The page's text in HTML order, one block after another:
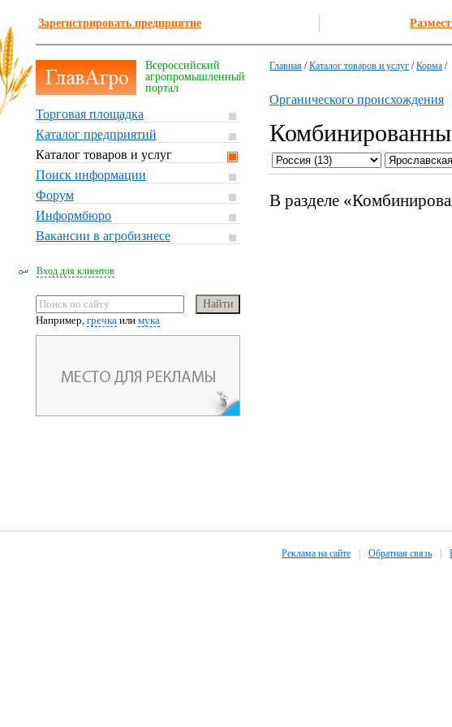
Зарегистрировать предприятие
Всероссийский
агропромышленный
портал
Торговая площадка
Каталог предприятий
Каталог товаров и услуг
Поиск информации
Форум
Информбюро
Вакансии в агробизнесе
Вход для клиентов
Например, гречка или мука
Главная /Каталог товаров и услуг /Корма /
Органического происхождения
В разделе
Реклама на сайте Обратная связь